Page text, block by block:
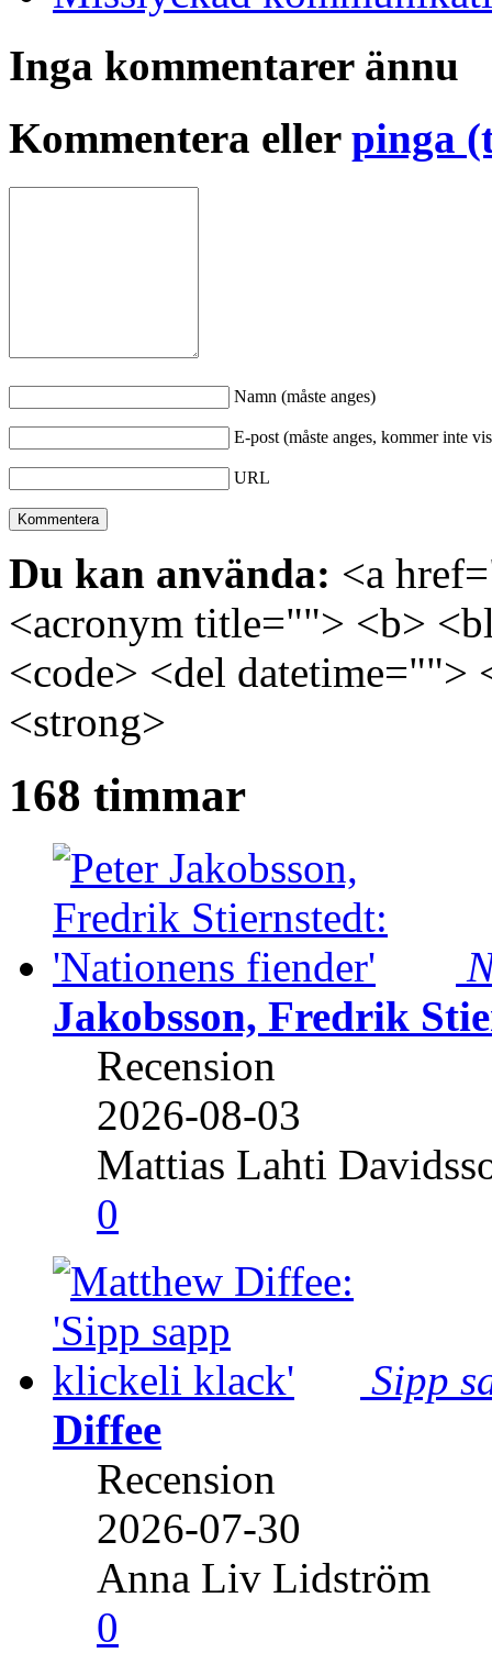
Inga kommentarer ännu
Kommentera eller pinga
Namn (måste anges)
E-post (måste anges, kommer inte
URL
Du kan använda: <a
<acronym title=""> <b>
<code> <del
<strong>
168 timmar
Jakobsson, Fredrik
Recension
2026-08-03
Mattias Lahti
0
Sipp
Diffee
Recension
2026-07-30
Anna Liv Lidström
0